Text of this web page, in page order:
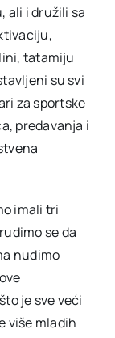
ali i družili sa
tatamiju
su svi
za sportske
predavanja i
imali tri
se da
nudimo
je sve veći
više mladih